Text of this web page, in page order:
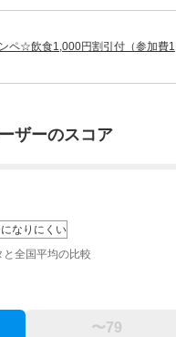
ペ☆飲食1,000円割引付（参加費
ザーのスコア
なりにくい
全国平均の比較
〜79